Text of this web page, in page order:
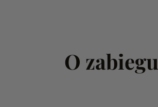
O zabiegu